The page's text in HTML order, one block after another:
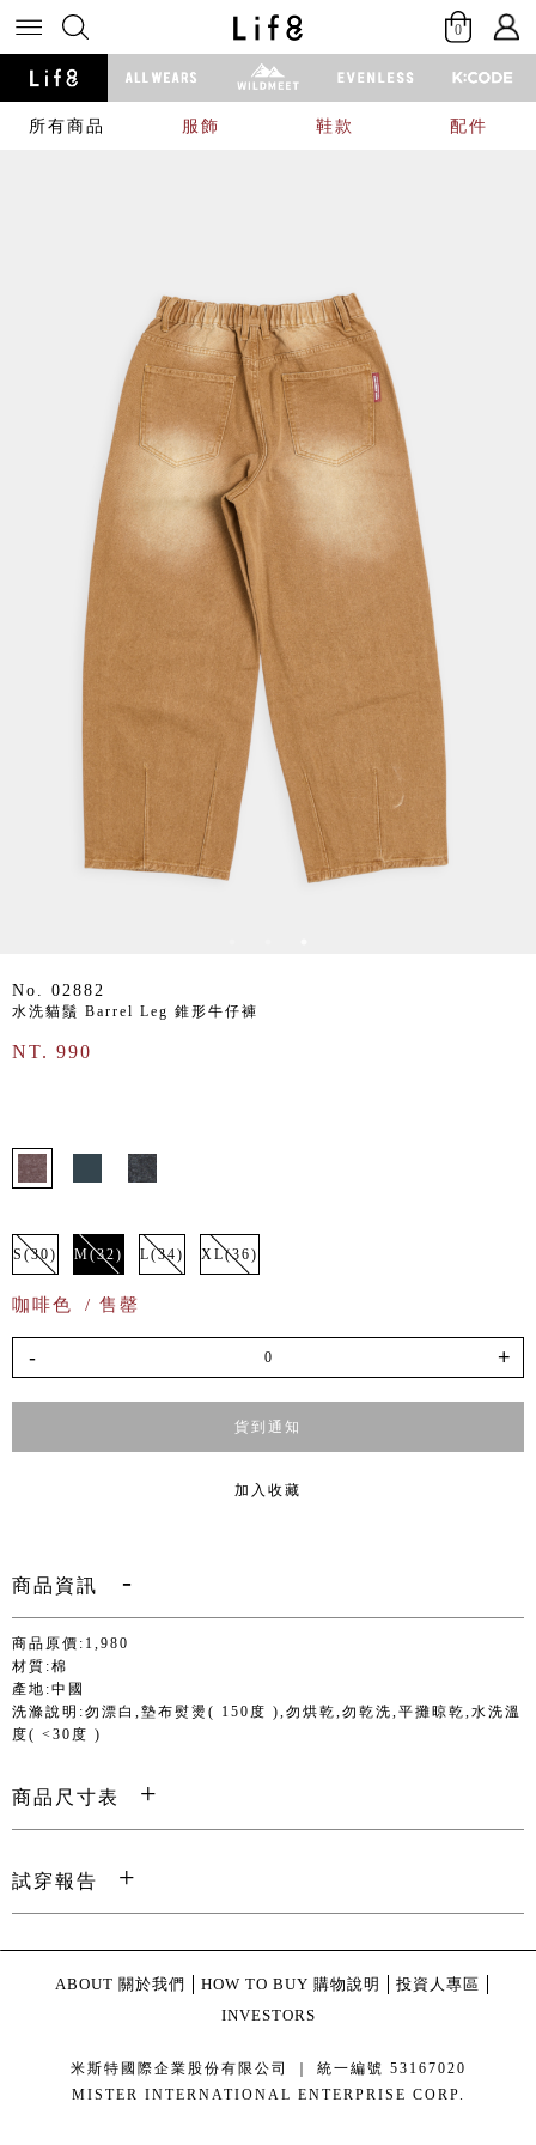
0
所有商品 服飾 鞋款 配件
No. 02882
水洗貓鬚 Barrel Leg 錐形牛仔褲
NT. 990
S(30) M(32) L(34) XL(36)
咖啡色 / 售罄
- +
貨到通知
加入收藏
商品資訊
商品原價:1,980
材質:棉
產地:中國
洗滌說明:勿漂白,墊布熨燙( 150度 ),勿烘乾,勿乾洗,平攤晾乾,水洗溫
度( <30度 )
商品尺寸表
試穿報告
ABOUT 關於我們 HOW TO BUY 購物說明
投資人專區
INVESTORS
米斯特國際企業股份有限公司 ｜ 統一編號 53167020
MISTER INTERNATIONAL ENTERPRISE CORP.